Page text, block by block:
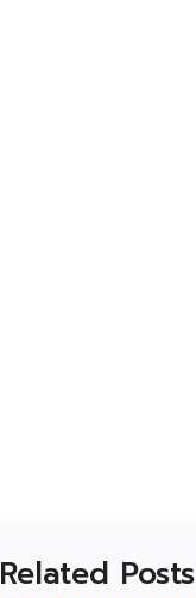
Related Posts